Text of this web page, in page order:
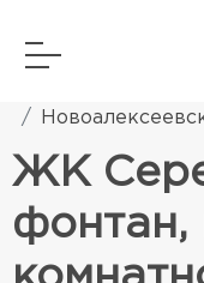
ЖК